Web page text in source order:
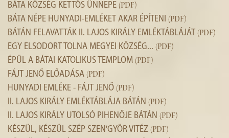
BÁTA KÖZSÉG KETTŐS ÜNNEPE (PDF)
BÁTA NÉPE HUNYADI-EMLÉKET AKAR ÉPÍTENI (PDF)
BÁTÁN FELAVATTÁK II. LAJOS KIRÁLY EMLÉKTÁBLÁJÁT (PDF)
EGY ELSODORT TOLNA MEGYEI KÖZSÉG... (PDF)
ÉPÜL A BÁTAI KATOLIKUS TEMPLOM (PDF)
FÁJT JENŐ ELŐADÁSA (PDF)
HUNYADI EMLÉKE - FÁJT JENŐ (PDF)
II. LAJOS KIRÁLY EMLÉKTÁBLÁJA BÁTÁN (PDF)
II. LAJOS KIRÁLY UTOLSÓ PIHENŐJE BÁTÁN (PDF)
KÉSZÜL, KÉSZÜL SZÉP SZEN'GYÖR VITÉZ (PDF)